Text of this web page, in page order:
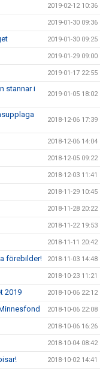
2019-02-12 10:36
2019-01-30 09:36
2019-01-30 09:25
2019-01-29 09:00
2019-01-17 22:55
stannar i
2019-01-05 18:02
2018-12-06 17:39
2018-12-06 14:04
2018-12-05 09:22
2018-12-03 11:41
2018-11-29 10:45
2018-11-28 20:22
2018-11-22 19:53
2018-11-11 20:42
förebilder! 2018-11-03 14:48
2018-10-23 11:21
2019 2018-10-06 22:12
2018-10-06 22:08
2018-10-06 16:26
2018-10-04 08:42
2018-10-02 14:41